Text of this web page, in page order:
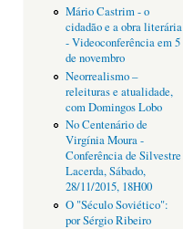
Mário Castrim - o
cidadão e a obra literária
- Videoconferência em 5
de novembro
Neorrealismo –
releituras e atualidade,
com Domingos Lobo
No Centenário de
Virgínia Moura -
Conferência de Silvestre
Lacerda, Sábado,
28/11/2015, 18H00
O "Século Soviético":
por Sérgio Ribeiro